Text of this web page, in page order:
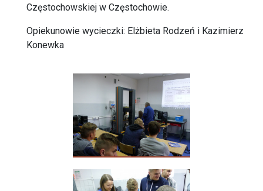
Częstochowskiej w Częstochowie.
Opiekunowie wycieczki: Elżbieta Rodzeń i Kazimierz
Konewka